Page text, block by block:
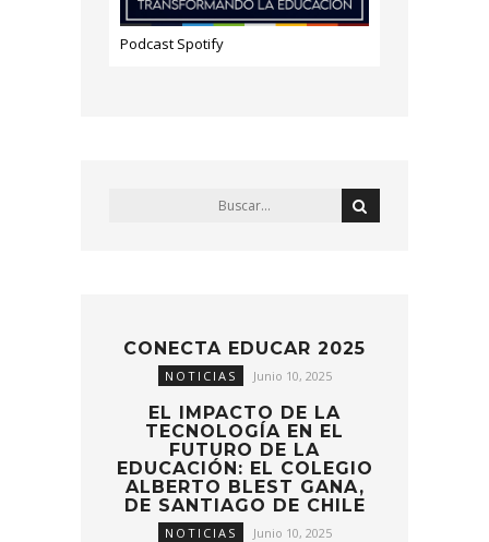
Podcast Spotify
CONECTA EDUCAR 2025
NOTICIAS Junio 10, 2025
EL IMPACTO DE LA
TECNOLOGÍA EN EL
FUTURO DE LA
EDUCACIÓN: EL COLEGIO
ALBERTO BLEST GANA,
DE SANTIAGO DE CHILE
NOTICIAS Junio 10, 2025